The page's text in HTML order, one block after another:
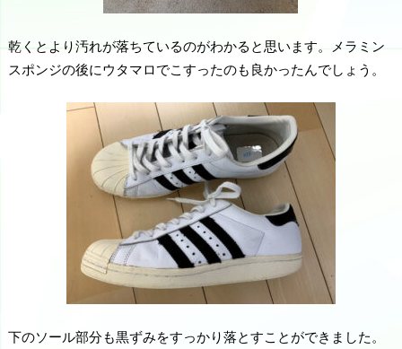
乾くとより汚れが落ちているのがわかると思います。メラミン
スポンジの後にウタマロでこすったのも良かったんでしょう。
下のソール部分も黒ずみをすっかり落とすことができました。